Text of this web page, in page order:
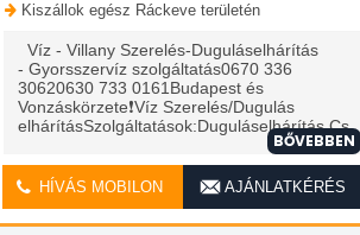
Kiszállok egész Ráckeve területén
Víz - Villany Szerelés-Duguláselhárítás
- Gyorsszervíz szolgáltatás0670 336
30620630 733 0161Budapest és
Vonzáskörzete❗️Víz Szerelés/Dugulás
elhárításSzolgáltatások:Duguláselhárítás Cs...
BŐVEBBEN
HÍVÁS MOBILON AJÁNLATKÉRÉS